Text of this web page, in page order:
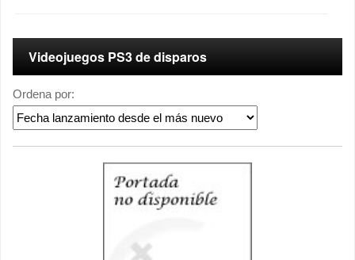
Videojuegos PS3 de disparos
Ordena por: